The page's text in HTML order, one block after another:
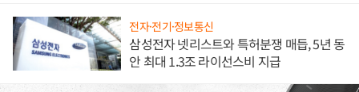
전자·전기·정보통신
삼성전자 넷리스트와 특허분쟁 매듭, 5년 동
안 최대 1.3조 라이선스비 지급